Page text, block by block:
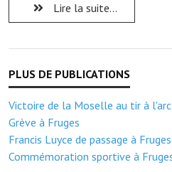
Projets et travaux en cours
Procès verbaux des conseils
Communication
Le bulletin municipal : Fressinfo
Toutes les publications
Le village dans
Lire la suite...
Victoire de la Moselle au tir à l'arc
Grève à Fruges
Francis Luyce de passage à Fruges
Commémoration sportive à